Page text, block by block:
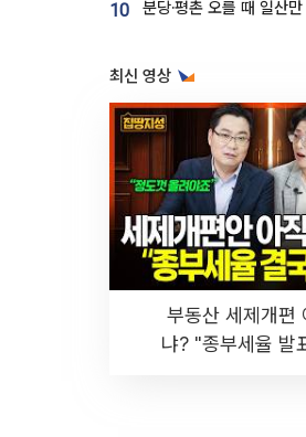
10
최신 영상
부동산 세제개편
냐? "종부세율 발